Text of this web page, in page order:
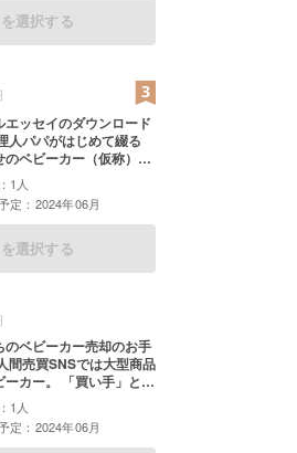
い、ライフスタイ
は258件に至って
ベビーカー）」に
化させるべきだと
ね！」
と共にあるでしょ
、そう私たちで
選択する
エッセイのダウンロード
人パパがはじめて綴る
のベビーカー（仮称）」
ダウンロード提供しま
Amazon Kindleでセルフ
ていますが、本リター
も高くなります。 「長い
「眼はなるべく使いた
レス宛またはメッセー
ってエッセイデータ
ダウンロードリンクを送
行時期：クラウドファン
了後よりご案内 ・有効期
1人
定：2024年06月
選択する
のベビーカー売却のお手
間売買SNSでは大型商品
ーカー。 「買い手」とし
が豊富でも、出品すると
感じる方が多いもので
出品希望者に適切な売り
1人
定：2024年06月